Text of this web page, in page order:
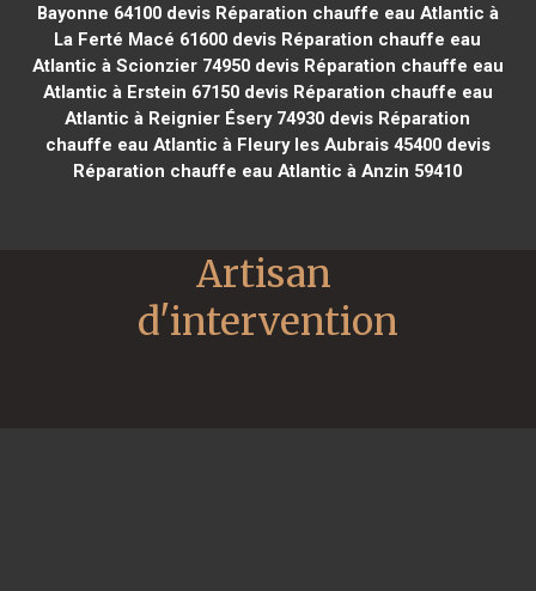
Bayonne 64100devis Réparation chauffe eau Atlantic à
La Ferté Macé 61600 devis Réparation chauffe eau
Atlantic à Scionzier 74950devis Réparation chauffe eau
Atlantic à Erstein 67150devis Réparation chauffe eau
Atlantic à Reignier Ésery 74930 devis Réparation
chauffe eau Atlantic à Fleury les Aubrais 45400devis
Réparation chauffe eau Atlantic à Anzin 59410
Artisan
d'intervention